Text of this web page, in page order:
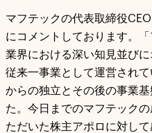
マフテックの代表取締役
にコメントしております。
業界における深い知見並び
従来一事業として運営され
からの独立とその後の事業
た。今日までのマフテック
ただいた株主アポロに対し